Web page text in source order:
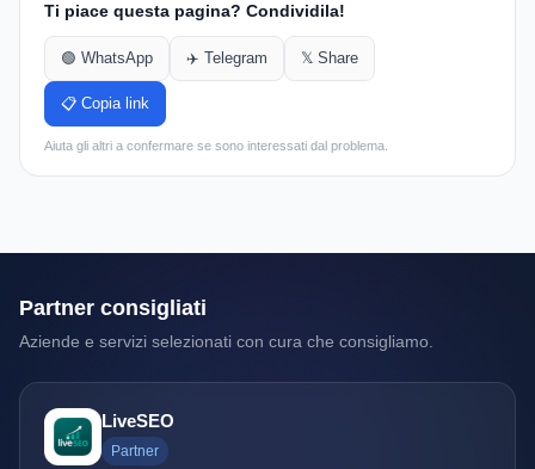
Ti piace questa pagina? Condividila!
🟢 WhatsApp ✈️ Telegram 𝕏 Share
📋 Copia link
Aiuta gli altri a confermare se sono interessati dal problema.
Partner consigliati
Aziende e servizi selezionati con cura che consigliamo.
LiveSEO
Partner